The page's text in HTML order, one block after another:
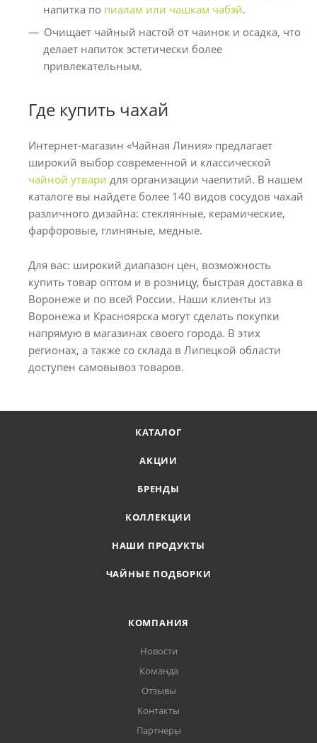
напитка по пиалам или чашкам чабэй.
Очищает чайный настой от чаинок и осадка, что
делает напиток эстетически более
привлекательным.
Где купить чахай
Интернет-магазин «Чайная Линия» предлагает
широкий выбор современной и классической
чайной утвари для организации чаепитий. В нашем
каталоге вы найдете более 140 видов сосудов чахай
различного дизайна: стеклянные, керамические,
фарфоровые, глиняные, медные.
Для вас: широкий диапазон цен, возможность
купить товар оптом и в розницу, быстрая доставка в
Воронеже и по всей России. Наши клиенты из
Воронежа и Красноярска могут сделать покупки
напрямую в магазинах своего города. В этих
регионах, а также со склада в Липецкой области
доступен самовывоз товаров.
КАТАЛОГ
АКЦИИ
БРЕНДЫ
КОЛЛЕКЦИИ
НАШИ ПРОДУКТЫ
ЧАЙНЫЕ ПОДБОРКИ
КОМПАНИЯ
Новости
Команда
Отзывы
Контакты
Партнеры